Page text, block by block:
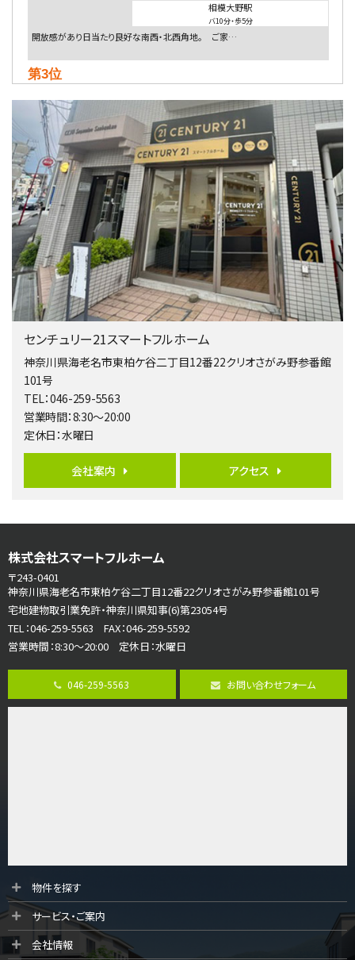
相模大野駅
バ10分・歩5分
開放感があり日当たり良好な南西・北西角地。 ご家…
第3位
4ＬＤＫ
相模大野駅
バ9分・歩4分
２０１５年６月築、積水ハウス施工住宅です。 南東…
第4位
4,080万円
4ＬＤＫ
淵野辺駅
歩17分
南側道路に面しており日当たり良好。 キッチンから…
第5位
3,680万円
バ19分・ 歩8分
開放感があり日当たり良好な南西・北西角地区画。 …
第6位
4ＳＬＤＫ
海老名駅
さがみ野駅
歩17分
ご家族が集まるLDKは１７．５帖とゆとりある広さ…
第8位
3,598万円
4ＬＤＫ
長後駅
第10位
3,990万円
古淵駅
センチュリー21スマートフルホーム
神奈川県海老名市東柏ケ谷二丁目12番22クリオさがみ野参番館
101号
TEL：046-259-5563
営業時間：8:30～20:00
定休日：水曜日
会社案内 アクセス
株式会社スマートフルホーム
〒243-0401
神奈川県海老名市東柏ケ谷二丁目12番22クリオさがみ野参番館101号
宅地建物取引業免許・神奈川県知事(6)第23054号
TEL：046-259-5563 FAX：046-259-5592
営業時間：8:30～20:00 定休日：水曜日
046-259-5563 お問い合わせフォーム
物件を探す
サービス・ご案内
会社情報